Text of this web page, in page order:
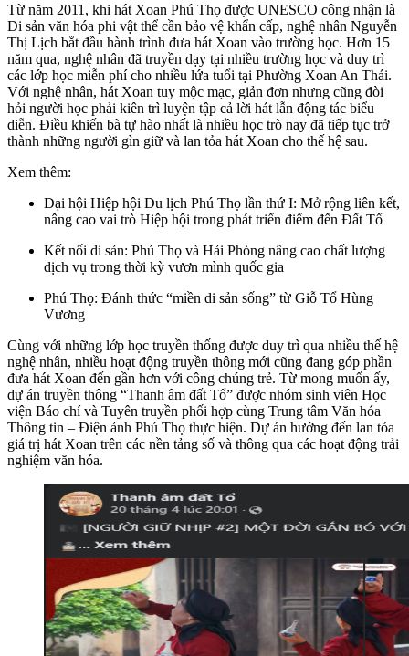
Từ năm 2011, khi hát Xoan Phú Thọ được UNESCO công nhận là
Di sản văn hóa phi vật thể cần bảo vệ khẩn cấp, nghệ nhân Nguyễn
Thị Lịch bắt đầu hành trình đưa hát Xoan vào trường học. Hơn 15
năm qua, nghệ nhân đã truyền dạy tại nhiều trường học và duy trì
các lớp học miễn phí cho nhiều lứa tuổi tại Phường Xoan An Thái.
Với nghệ nhân, hát Xoan tuy mộc mạc, giản đơn nhưng cũng đòi
hỏi người học phải kiên trì luyện tập cả lời hát lẫn động tác biểu
diễn. Điều khiến bà tự hào nhất là nhiều học trò nay đã tiếp tục trở
thành những người gìn giữ và lan tỏa hát Xoan cho thế hệ sau.
Xem thêm:
Đại hội Hiệp hội Du lịch Phú Thọ lần thứ I: Mở rộng liên kết,
nâng cao vai trò Hiệp hội trong phát triển điểm đến Đất Tổ
Kết nối di sản: Phú Thọ và Hải Phòng nâng cao chất lượng
dịch vụ trong thời kỳ vươn mình quốc gia
Phú Thọ: Đánh thức “miền di sản sống” từ Giỗ Tổ Hùng
Vương
Cùng với những lớp học truyền thống được duy trì qua nhiều thế hệ
nghệ nhân, nhiều hoạt động truyền thông mới cũng đang góp phần
đưa hát Xoan đến gần hơn với công chúng trẻ. Từ mong muốn ấy,
dự án truyền thông “Thanh âm đất Tổ” được nhóm sinh viên Học
viện Báo chí và Tuyên truyền phối hợp cùng Trung tâm Văn hóa
Thông tin – Điện ảnh Phú Thọ thực hiện. Dự án hướng đến lan tỏa
giá trị hát Xoan trên các nền tảng số và thông qua các hoạt động trải
nghiệm văn hóa.